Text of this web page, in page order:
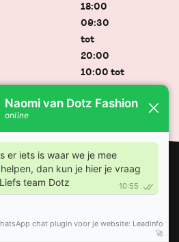
18:00
09:30
tot
20:00
10:00 tot
Gesloten
© Dotz Fashion | Gerealiseerd
door Minty Media